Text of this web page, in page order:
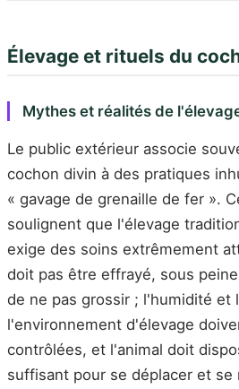
Élevage et rituels du
Mythes et réalités de
Le public extérieur associe
cochon divin à des pratiques
« gavage de grenaille de fer ».
soulignent que l'élevage
exige des soins extrêmement
doit pas être effrayé, sous
de ne pas grossir ; l'humidité et
l'environnement d'élevage
contrôlées, et l'animal doit
suffisant pour se déplacer et se